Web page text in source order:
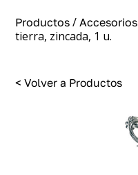
Productos /Accesorios
tierra, zincada, 1 u.
< Volver a Productos